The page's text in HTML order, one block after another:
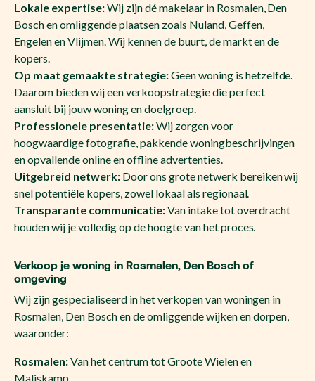
Lokale expertise:Wij zijn dé makelaar in Rosmalen, Den
Bosch en omliggende plaatsen zoals Nuland, Geffen,
Engelen en Vlijmen. Wij kennen de buurt, de markt en de
kopers.
Op maat gemaakte strategie:Geen woning is hetzelfde.
Daarom bieden wij een verkoopstrategie die perfect
aansluit bij jouw woning en doelgroep.
Professionele presentatie:Wij zorgen voor
hoogwaardige fotografie, pakkende woningbeschrijvingen
en opvallende online en offline advertenties.
Uitgebreid netwerk:Door ons grote netwerk bereiken wij
snel potentiële kopers, zowel lokaal als regionaal.
Transparante communicatie:Van intake tot overdracht
houden wij je volledig op de hoogte van het proces.
Verkoop je woning in Rosmalen, Den Bosch of
omgeving
Wij zijn gespecialiseerd in het verkopen van woningen in
Rosmalen, Den Bosch en de omliggende wijken en dorpen,
waaronder:
Rosmalen:Van het centrum tot Groote Wielen en
Maliskamp.